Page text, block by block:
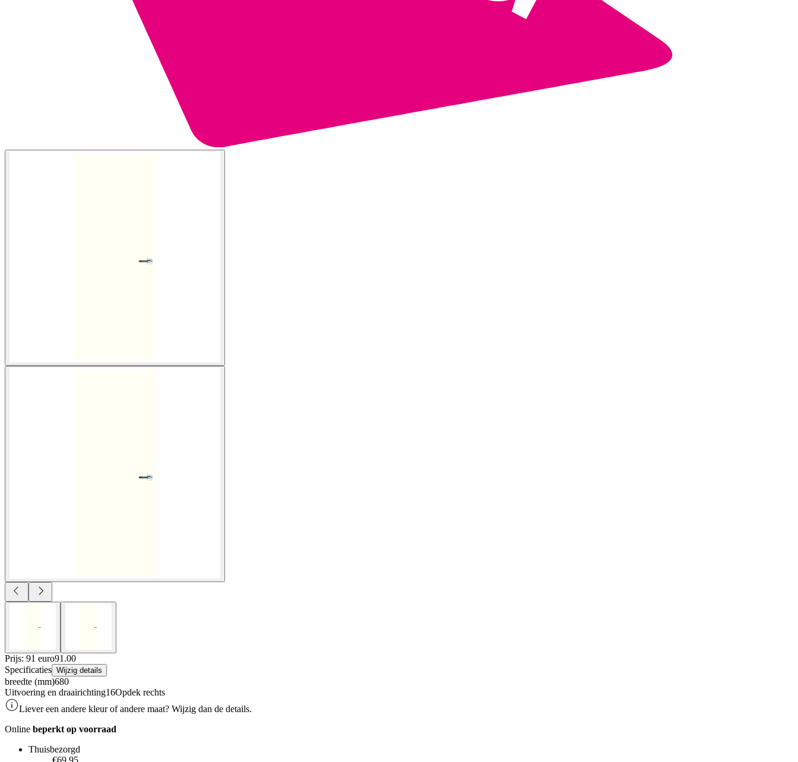
Prijs: 91 euro91 .00
Specificaties Wijzig details
breedte (mm)680
Uitvoering en draairichting16Opdek rechts
Liever een andere kleur of andere maat? Wijzig dan de details.
Online beperkt op voorraad
Thuisbezorgd
€69.95